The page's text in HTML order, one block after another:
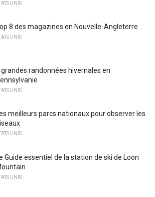
UNIS
8 des magazines en Nouvelle-Angleterre
UNIS
grandes randonnées hivernales en
UNIS
meilleurs parcs nationaux pour observer les
UNIS
Guide essentiel de la station de ski de Loon
UNIS